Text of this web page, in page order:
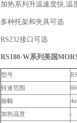
加热系列升温速度快,温
多种托架和夹具可选
RS232接口可选
RS180-W系列 美国
型号
转速范围
振幅
加热温度
-